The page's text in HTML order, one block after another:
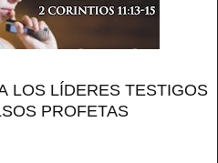
LOS LÍDERES TESTIGOS
PROFETAS